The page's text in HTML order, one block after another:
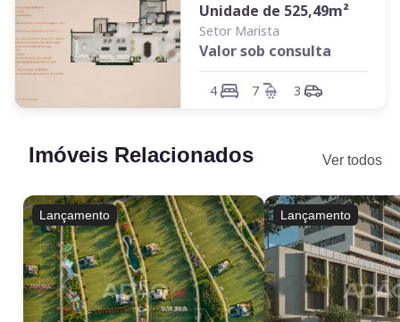
Unidade de 525,49m²
Setor Marista
Valor sob consulta
4 7 3
Imóveis Relacionados Ver todos
Lançamento Lançamento